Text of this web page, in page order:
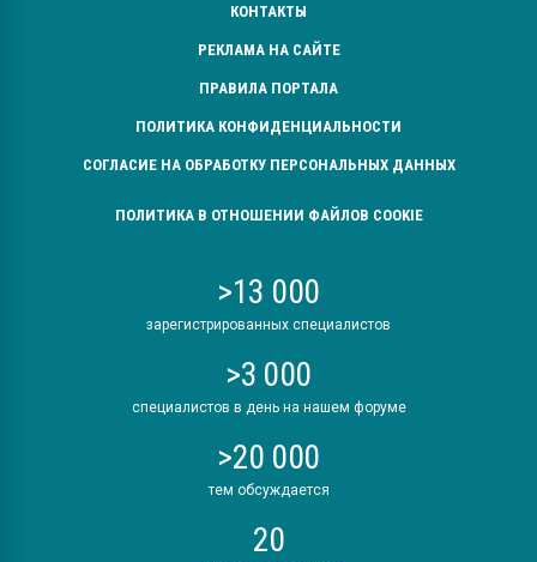
КОНТАКТЫ
РЕКЛАМА НА САЙТЕ
ПРАВИЛА ПОРТАЛА
ПОЛИТИКА КОНФИДЕНЦИАЛЬНОСТИ
СОГЛАСИЕ НА ОБРАБОТКУ ПЕРСОНАЛЬНЫХ ДАННЫХ
ПОЛИТИКА В ОТНОШЕНИИ ФАЙЛОВ COOKIE
>13 000
зарегистрированных специалистов
>3 000
специалистов в день на нашем форуме
>20 000
тем обсуждается
20